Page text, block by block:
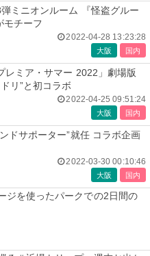
ミニオンルーム 『怪盗グルー
モチーフ
2022-04-28 13:23:28
大阪 国内
レミア・サマー 2022」劇場版
リ”と初コラボ
2022-04-25 09:51:24
大阪 国内
ドサポーター”就任 コラボ企画
2022-03-30 00:10:46
大阪 国内
ジを使ったパークでの2日間の